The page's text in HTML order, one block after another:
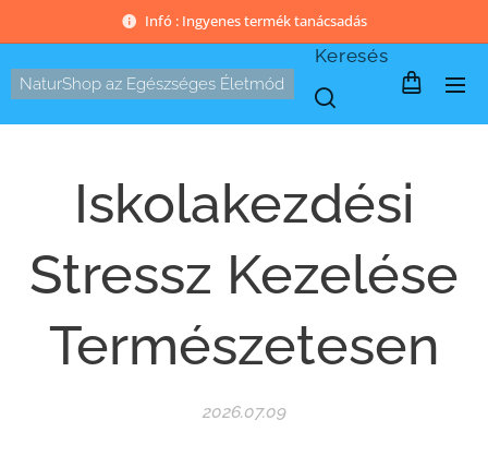
Infó : Ingyenes termék tanácsadás
NaturShop az Egészséges Életmód
Keresés
Iskolakezdési
Stressz Kezelése
Természetesen
2026.07.09